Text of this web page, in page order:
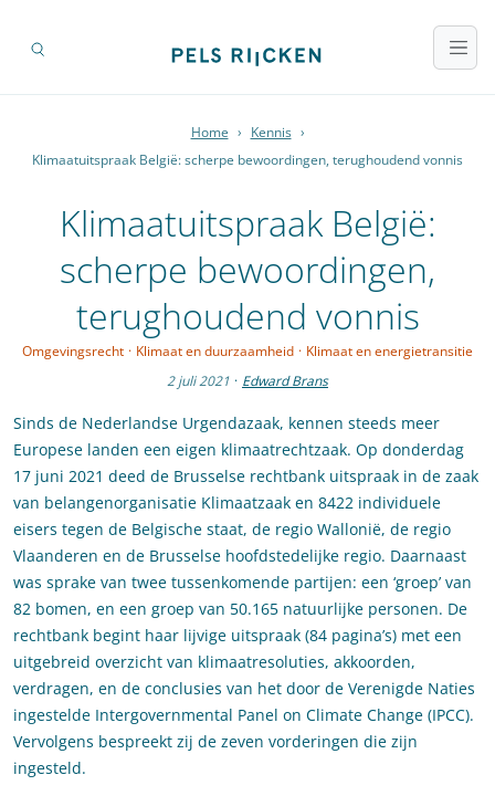
Home › Kennis ›
Klimaatuitspraak België: scherpe bewoordingen, terughoudend vonnis
Klimaatuitspraak België:
scherpe bewoordingen,
terughoudend vonnis
Omgevingsrecht · Klimaat en duurzaamheid · Klimaat en energietransitie
2 juli 2021 · Edward Brans
Sinds de Nederlandse Urgendazaak, kennen steeds meer
Europese landen een eigen klimaatrechtzaak. Op donderdag
17 juni 2021 deed de Brusselse rechtbank uitspraak in de zaak
van belangenorganisatie Klimaatzaak en 8422 individuele
eisers tegen de Belgische staat, de regio Wallonië, de regio
Vlaanderen en de Brusselse hoofdstedelijke regio. Daarnaast
was sprake van twee tussenkomende partijen: een ‘groep’ van
82 bomen, en een groep van 50.165 natuurlijke personen. De
rechtbank begint haar lijvige uitspraak (84 pagina’s) met een
uitgebreid overzicht van klimaatresoluties, akkoorden,
verdragen, en de conclusies van het door de Verenigde Naties
ingestelde Intergovernmental Panel on Climate Change (IPCC).
Vervolgens bespreekt zij de zeven vorderingen die zijn
ingesteld.